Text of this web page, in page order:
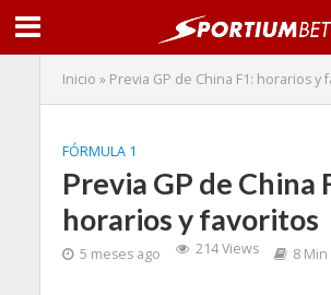
Inicio » Previa GP de China F1: horarios y
FÓRMULA 1
Previa GP de China
horarios y favoritos
5 meses ago 214 Views 8 Min